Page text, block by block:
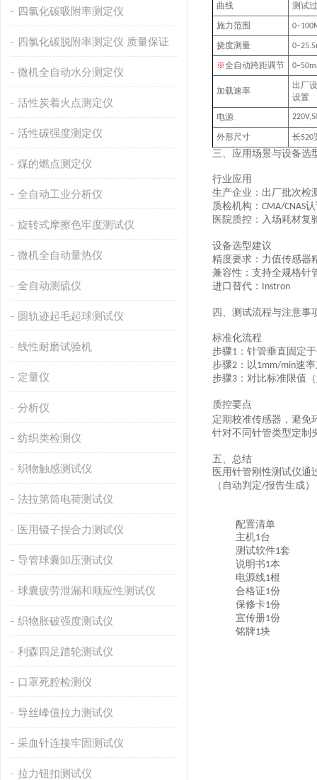
四氯化碳吸附率测定仪
四氯化碳脱附率测定仪 质量保证
微机全自动水分测定仪
活性炭着火点测定仪
活性碳强度测定仪
煤的燃点测定仪
全自动工业分析仪
旋转式摩擦色牢度测试仪
微机全自动量热仪
全自动测硫仪
圆轨迹起毛起球测试仪
线性耐磨试验机
定量仪
分析仪
纺织类检测仪
织物触感测试仪
法拉第筒电荷测试仪
医用镊子捏合力测试仪
导管球囊卸压测试仪
球囊疲劳泄漏和顺应性测试仪
织物胀破强度测试仪
利森四足踏轮测试仪
口罩死腔检测仪
导丝峰值拉力测试仪
采血针连接牢固测试仪
拉力钮扣测试仪
曲线
测试
施力范围
0–10
挠度测量 0–25.
※全自动跨距调节 0
加载速率
出厂
设置
电源
外形尺寸 长520
三、应用场景与设备选
行业应用
生产企业 ：出厂批次
质检机构 ： CMA/CNAS
医院质控 ：入场耗材
设备选型建议
精度要求 ：力值传感器
兼容性 ：支持全规格针
进口替代： Instron‌
四、测试流程与注意事
标准化流程
步骤1‌ ：针管垂直固定
步骤2‌ ：以1mm/min速
步骤3‌ ：对比标准限值
质控要点
定期校准传感器，避免
针对不同针管类型定制
五、总结
医用针管刚性测试仪通
（自动判定/报告生成
配置清单
主机1台
测试软件1套
说明书1本
电源线1根
合格证1份
保修卡1份
宣传册1份
铭牌1块